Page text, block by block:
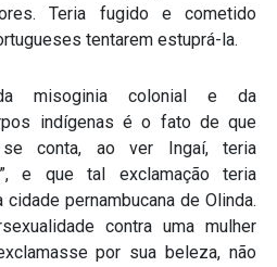
Teria fugido e cometido
tentarem estuprá-la.
misoginia colonial e da
indígenas é o fato de que
se conta, ao ver Ingaí, teria
e que tal exclamação teria
pernambucana de Olinda.
contra uma mulher
por sua beleza, não